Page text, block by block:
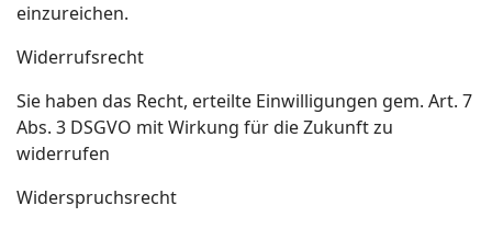
einzureichen.
Widerrufsrecht
Sie haben das Recht, erteilte Einwilligungen gem. Art. 7
Abs. 3 DSGVO mit Wirkung für die Zukunft zu
widerrufen
Widerspruchsrecht